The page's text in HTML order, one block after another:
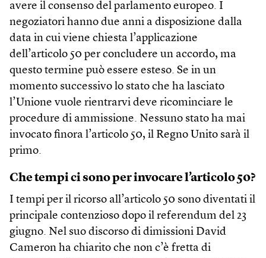
avere il consenso del parlamento europeo. I
negoziatori hanno due anni a disposizione dalla
data in cui viene chiesta l’applicazione
dell’articolo 50 per concludere un accordo, ma
questo termine può essere esteso. Se in un
momento successivo lo stato che ha lasciato
l’Unione vuole rientrarvi deve ricominciare le
procedure di ammissione. Nessuno stato ha mai
invocato finora l’articolo 50, il Regno Unito sarà il
primo.
Che tempi ci sono per invocare l’articolo 50?
I tempi per il ricorso all’articolo 50 sono diventati il
principale contenzioso dopo il referendum del 23
giugno. Nel suo discorso di dimissioni David
Cameron ha chiarito che non c’è fretta di